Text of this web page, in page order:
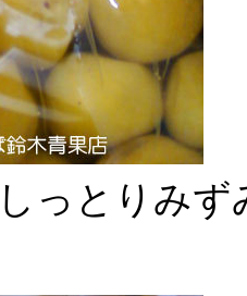
っとりみず